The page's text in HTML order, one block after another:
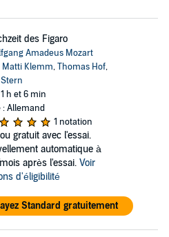
des Figaro
Amadeus Mozart
Matti Klemm,Thomas Hof,
h et 6 min
: Allemand
1 notation
ou gratuit avec l'essai.
automatique à
après l'essai. Voir
d'éligibilité
Standard gratuitement